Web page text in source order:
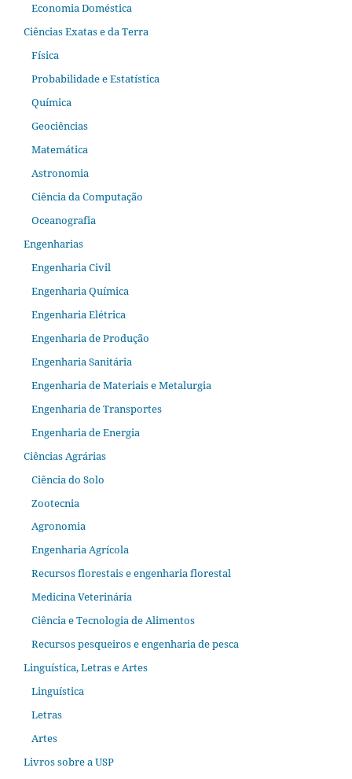
Economia Doméstica
Ciências Exatas e da Terra
Física
Probabilidade e Estatística
Química
Geociências
Matemática
Astronomia
Ciência da Computação
Oceanografia
Engenharias
Engenharia Civil
Engenharia Química
Engenharia Elétrica
Engenharia de Produção
Engenharia Sanitária
Engenharia de Materiais e Metalurgia
Engenharia de Transportes
Engenharia de Energia
Ciências Agrárias
Ciência do Solo
Zootecnia
Agronomia
Engenharia Agrícola
Recursos florestais e engenharia florestal
Medicina Veterinária
Ciência e Tecnologia de Alimentos
Recursos pesqueiros e engenharia de pesca
Linguística, Letras e Artes
Linguística
Letras
Artes
Livros sobre a USP